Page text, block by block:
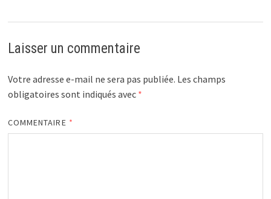
Laisser un commentaire
Votre adresse e-mail ne sera pas publiée. Les champs
obligatoires sont indiqués avec *
COMMENTAIRE *